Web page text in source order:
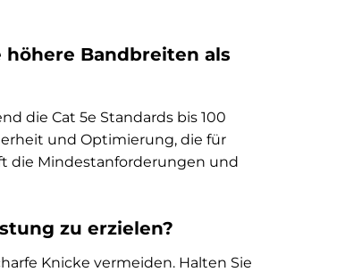
Bandbreiten als
die Cat 5e Standards bis 100
und Optimierung, die für
die Mindestanforderungen und
zu erzielen?
Knicke vermeiden. Halten Sie